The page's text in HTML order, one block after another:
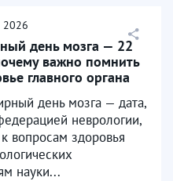
2026
день мозга — 22
важно помнить
главного органа
день мозга — дата,
неврологии,
вопросам здоровья
науки...